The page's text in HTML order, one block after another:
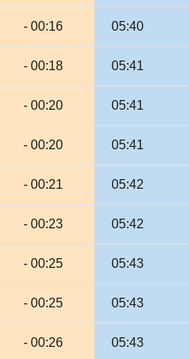
- 00:16 05:40
- 00:18 05:41
- 00:20 05:41
- 00:20 05:41
- 00:21 05:42
- 00:23 05:42
- 00:25 05:43
- 00:25 05:43
- 00:26 05:43